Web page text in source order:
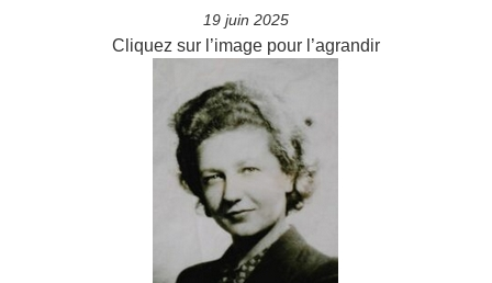
19 juin 2025
Cliquez sur l’image pour l’agrandir